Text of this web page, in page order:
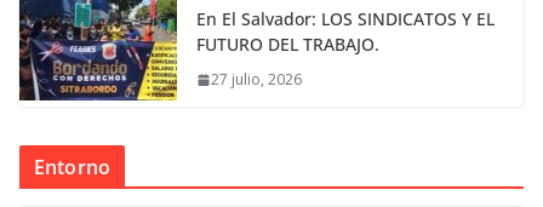
En El Salvador: LOS SINDICATOS Y EL
FUTURO DEL TRABAJO.
27 julio, 2026
Entorno